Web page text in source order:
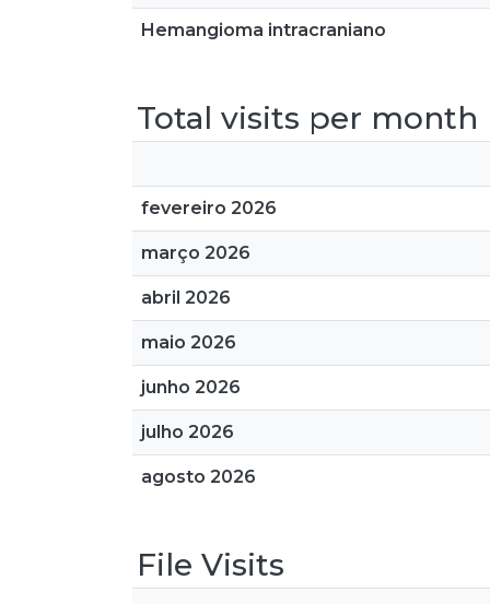
Hemangioma intracraniano
Total visits per month
fevereiro 2026
março 2026
abril 2026
maio 2026
junho 2026
julho 2026
agosto 2026
File Visits